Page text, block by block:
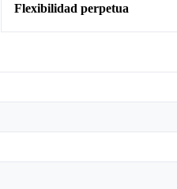
Flexibilidad perpetua